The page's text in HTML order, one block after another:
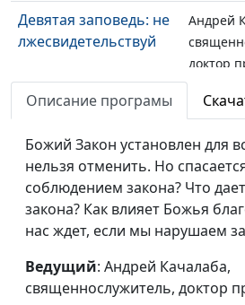
Девятая заповедь: не
лжесвидетельствуй
Андрей
доктор
кради
Андрей
доктор
теологии
прелюбодействуй
Андрей
доктор
теологии
Описание програмы
Божий Закон установлен для
нельзя отменить. Но
соблюдением закона? Что
закона? Как влияет Божья
нас ждет, если мы нарушаем
Ведущий: Андрей Качалаба,
священнослужитель, доктор